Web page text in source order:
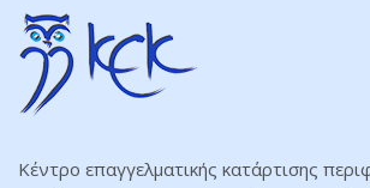
Κέντρο επαγγελματικής κατάρτισης